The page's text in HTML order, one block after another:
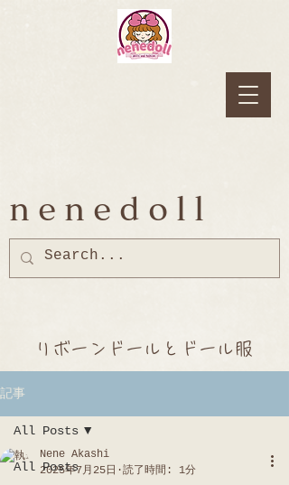
nenedoll
リボーンドールとドール服
記事
All Posts
All Posts
Nene Akashi
2025年7月25日
読了時間: 1分